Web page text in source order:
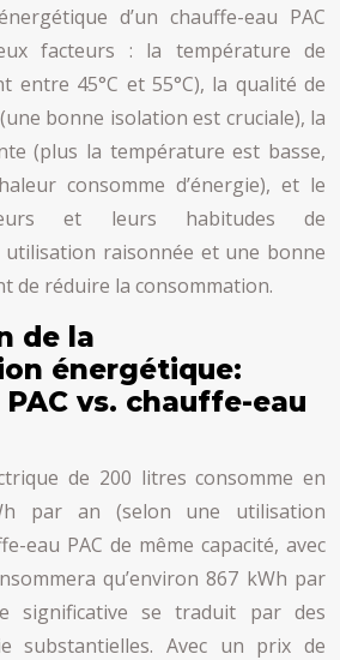
d’un chauffe-eau PAC
facteurs : la température de
entre 45°C et 55°C), la qualité de
bonne isolation est cruciale), la
(plus la température est basse,
consomme d’énergie), et le
et leurs habitudes de
utilisation raisonnée et une bonne
de réduire la consommation.
de la
énergétique:
vs. chauffe-eau
de 200 litres consomme en
par an (selon une utilisation
eau PAC de même capacité, avec
qu’environ 867 kWh par
significative se traduit par des
substantielles. Avec un prix de